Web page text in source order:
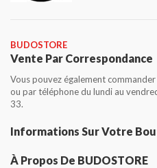
BUDOSTORE
Vente Par Correspondance
Vous pouvez également
ou par téléphone du lundi au
33.
Informations Sur Votre
À Propos De BUDOSTORE